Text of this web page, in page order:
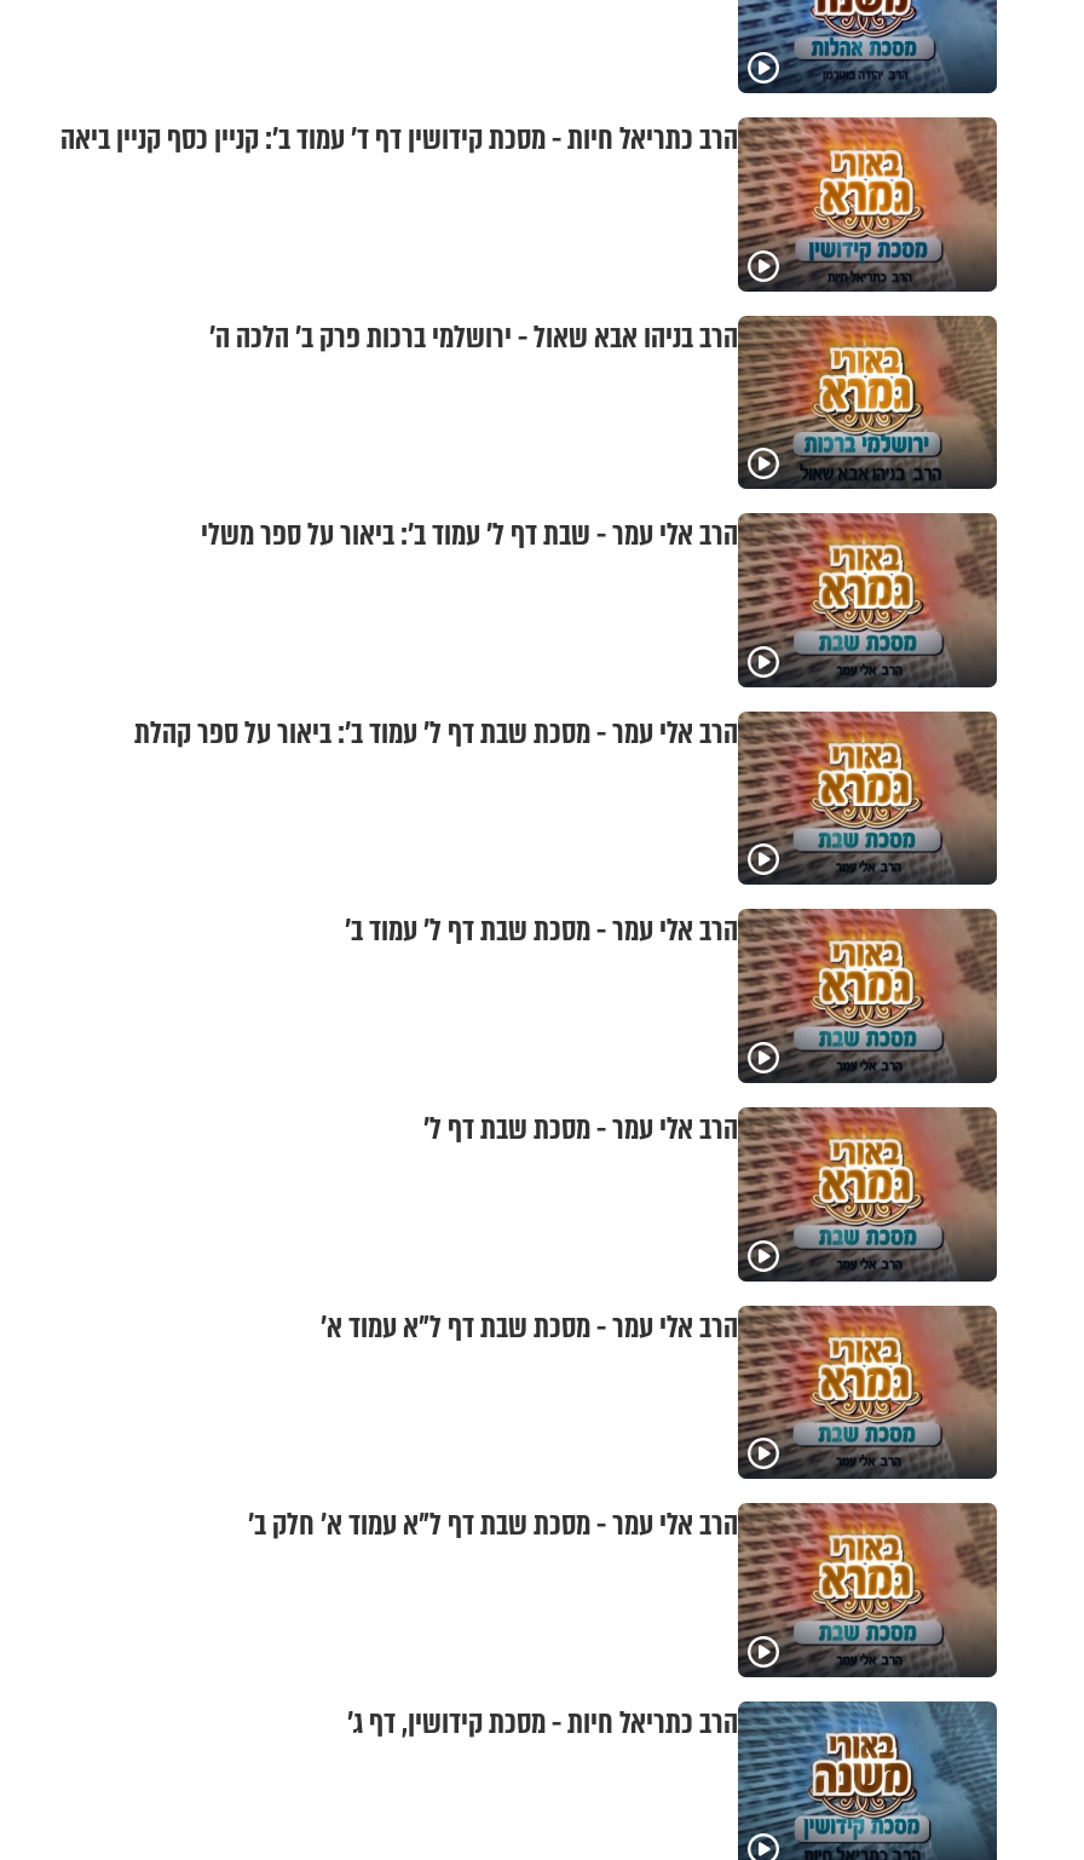
הרב כתריאל חיות - מסכת קידושין דף ד’ עמוד ב’: קניין כסף קניין ביאה
הרב בניהו אבא שאול - ירושלמי ברכות פרק ב' הלכה ה'
הרב אלי עמר - שבת דף ל' עמוד ב': ביאור על ספר משלי
הרב אלי עמר - מסכת שבת דף ל' עמוד ב': ביאור על ספר קהלת
הרב אלי עמר - מסכת שבת דף ל' עמוד ב'
הרב אלי עמר - מסכת שבת דף ל'
הרב אלי עמר - מסכת שבת דף ל"א עמוד א'
הרב אלי עמר - מסכת שבת דף ל"א עמוד א' חלק ב'
הרב כתריאל חיות - מסכת קידושין, דף ג'